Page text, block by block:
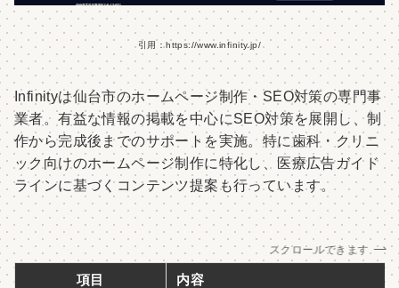
引用：https://www.infinity.jp/
Infinityは仙台市のホームページ制作・SEO対策の専門事
業者。有益な情報の掲載を中心にSEO対策を展開し、制
作から完成後までのサポートを実施。特に歯科・クリニ
ック向けのホームページ制作に特化し、医療広告ガイド
ラインに基づくコンテンツ提案も行っています。
スクロールできます
項目 内容